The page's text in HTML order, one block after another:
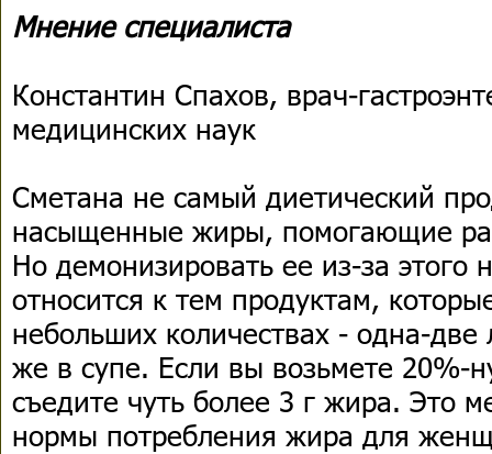
Мнение специалиста
Константин Спахов, врач-
медицинских наук
Сметана не самый диетический
насыщенные жиры, помогающие
Но демонизировать ее из-за этого
относится к тем продуктам,
небольших количествах - одна-две
же в супе. Если вы возьмете 20%-
съедите чуть более 3 г жира. Это
нормы потребления жира для